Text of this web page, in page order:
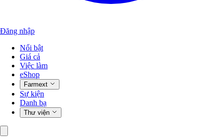
Đăng nhập
Nổi bật
Giá cả
Việc làm
eShop
Farmext
Sự kiện
Danh bạ
Thư viện